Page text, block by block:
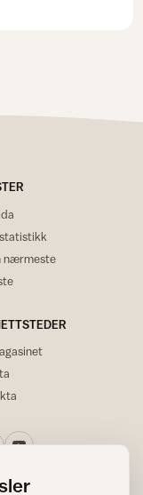
nærmeste